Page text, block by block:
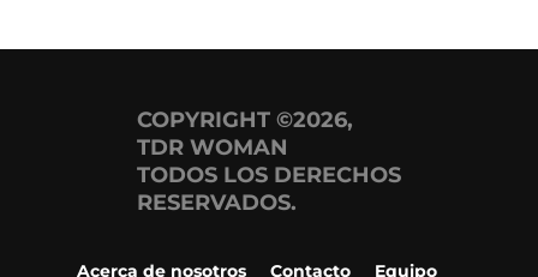
COPYRIGHT ©2026,
TDR WOMAN
TODOS LOS DERECHOS
RESERVADOS.
Acerca de nosotros Contacto Equipo